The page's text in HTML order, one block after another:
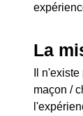
La
Il
maçon /